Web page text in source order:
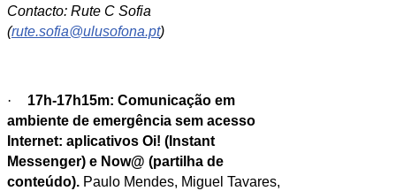
Contacto: Rute C Sofia
(rute.sofia@ulusofona.pt)
·
17h-17h15m: Comunicação em
ambiente de emergência sem acesso
Internet: aplicativos Oi! (Instant
Messenger) e Now@ (partilha de
conteúdo). Paulo Mendes, Miguel Tavares,